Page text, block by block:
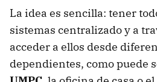
La idea es sencilla: tener
sistemas centralizado y a
acceder a ellos desde
dependientes, como puede